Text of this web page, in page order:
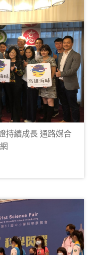
持續成長 通路媒合